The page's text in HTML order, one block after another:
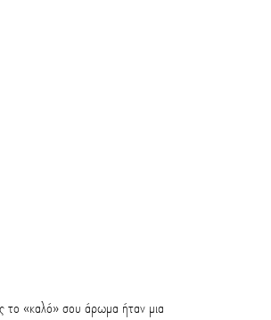
το «καλό» σου άρωμα ήταν μια